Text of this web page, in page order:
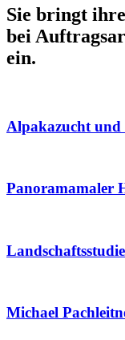
Sie bringt
bei
ein.
Alpakazucht und
Panoramamaler
Michael